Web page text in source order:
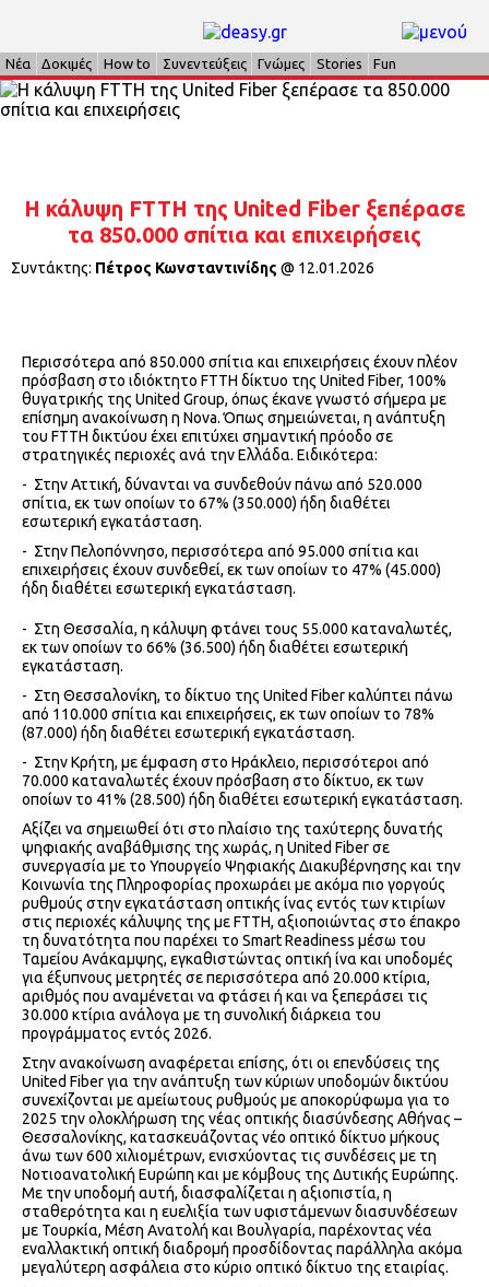
Νέα Δοκιμές How to Συνεντεύξεις Γνώμες Stories Fun
Η κάλυψη FTTH της United Fiber ξεπέρασε
τα 850.000 σπίτια και επιχειρήσεις
Συντάκτης: Πέτρος Κωνσταντινίδης @ 12.01.2026
Περισσότερα από 850.000 σπίτια και επιχειρήσεις έχουν πλέον
πρόσβαση στο ιδιόκτητο FTTH δίκτυο της United Fiber, 100%
θυγατρικής της United Group, όπως έκανε γνωστό σήμερα με
επίσημη ανακοίνωση η Nova. Όπως σημειώνεται, η ανάπτυξη
του FTTH δικτύου έχει επιτύχει σημαντική πρόοδο σε
στρατηγικές περιοχές ανά την Ελλάδα. Ειδικότερα:
- Στην Αττική, δύνανται να συνδεθούν πάνω από 520.000
σπίτια, εκ των οποίων το 67% (350.000) ήδη διαθέτει
εσωτερική εγκατάσταση.
- Στην Πελοπόννησο, περισσότερα από 95.000 σπίτια και
επιχειρήσεις έχουν συνδεθεί, εκ των οποίων το 47% (45.000)
ήδη διαθέτει εσωτερική εγκατάσταση.
- Στη Θεσσαλία, η κάλυψη φτάνει τους 55.000 καταναλωτές,
εκ των οποίων το 66% (36.500) ήδη διαθέτει εσωτερική
εγκατάσταση.
- Στη Θεσσαλονίκη, το δίκτυο της United Fiber καλύπτει πάνω
από 110.000 σπίτια και επιχειρήσεις, εκ των οποίων το 78%
(87.000) ήδη διαθέτει εσωτερική εγκατάσταση.
- Στην Κρήτη, με έμφαση στο Ηράκλειο, περισσότεροι από
70.000 καταναλωτές έχουν πρόσβαση στο δίκτυο, εκ των
οποίων το 41% (28.500) ήδη διαθέτει εσωτερική εγκατάσταση.
Αξίζει να σημειωθεί ότι στo πλαίσιο της ταχύτερης δυνατής
ψηφιακής αναβάθμισης της χωράς, η United Fiber σε
συνεργασία με το Υπουργείο Ψηφιακής Διακυβέρνησης και την
Κοινωνία της Πληροφορίας προχωράει με ακόμα πιο γοργούς
ρυθμούς στην εγκατάσταση οπτικής ίνας εντός των κτιρίων
στις περιοχές κάλυψης της με FTTH, αξιοποιώντας στο έπακρο
τη δυνατότητα που παρέχει το Smart Readiness μέσω του
Ταμείου Ανάκαμψης, εγκαθιστώντας οπτική ίνα και υποδομές
για έξυπνους μετρητές σε περισσότερα από 20.000 κτίρια,
αριθμός που αναμένεται να φτάσει ή και να ξεπεράσει τις
30.000 κτίρια ανάλογα με τη συνολική διάρκεια του
προγράμματος εντός 2026.
Στην ανακοίνωση αναφέρεται επίσης, ότι οι επενδύσεις της
United Fiber για την ανάπτυξη των κύριων υποδομών δικτύου
συνεχίζονται με αμείωτους ρυθμούς με αποκορύφωμα για το
2025 την ολοκλήρωση της νέας οπτικής διασύνδεσης Αθήνας –
Θεσσαλονίκης, κατασκευάζοντας νέο οπτικό δίκτυο μήκους
άνω των 600 χιλιομέτρων, ενισχύοντας τις συνδέσεις με τη
Νοτιοανατολική Ευρώπη και με κόμβους της Δυτικής Ευρώπης.
Με την υποδομή αυτή, διασφαλίζεται η αξιοπιστία, η
σταθερότητα και η ευελιξία των υφιστάμενων διασυνδέσεων
με Τουρκία, Μέση Ανατολή και Βουλγαρία, παρέχοντας νέα
εναλλακτική οπτική διαδρομή προσδίδοντας παράλληλα ακόμα
μεγαλύτερη ασφάλεια στο κύριο οπτικό δίκτυο της εταιρίας.